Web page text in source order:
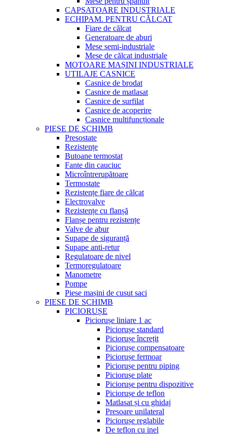
CAPSATOARE INDUSTRIALE
ECHIPAM. PENTRU CĂLCAT
Fiare de călcat
Generatoare de aburi
Mese semi-industriale
Mese de călcat industriale
MOTOARE MAȘINI INDUSTRIALE
UTILAJE CASNICE
Casnice de brodat
Casnice de matlasat
Casnice de surfilat
Casnice de acoperire
Casnice multifuncționale
PIESE DE SCHIMB
Presostate
Rezistențe
Butoane termostat
Fante din cauciuc
Microîntrerupătoare
Termostate
Rezistențe fiare de călcat
Electrovalve
Rezistențe cu flanșă
Flanșe pentru rezistențe
Valve de abur
Supape de siguranță
Supape anti-retur
Regulatoare de nivel
Termoregulatoare
Manometre
Pompe
Piese mașini de cusut saci
PIESE DE SCHIMB
PICIORUȘE
Piciorușe liniare 1 ac
Piciorușe standard
Piciorușe încrețit
Piciorușe compensatoare
Piciorușe fermoar
Piciorușe pentru piping
Piciorușe plate
Piciorușe pentru dispozitive
Piciorușe de teflon
Matlasat și cu ghidaj
Presoare unilateral
Piciorușe reglabile
De teflon cu inel